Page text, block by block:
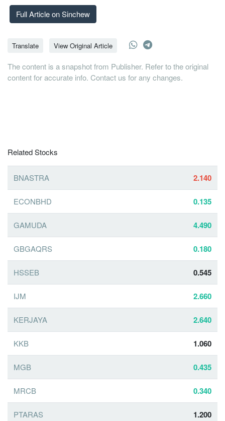
Full Article on Sinchew
Translate View Original Article
The content is a snapshot from Publisher. Refer to the original
content for accurate info. Contact us for any changes.
Related Stocks
BNASTRA 2.140
ECONBHD 0.135
GAMUDA 4.490
GBGAQRS 0.180
HSSEB 0.545
IJM 2.660
KERJAYA 2.640
KKB 1.060
MGB 0.435
MRCB 0.340
PTARAS 1.200